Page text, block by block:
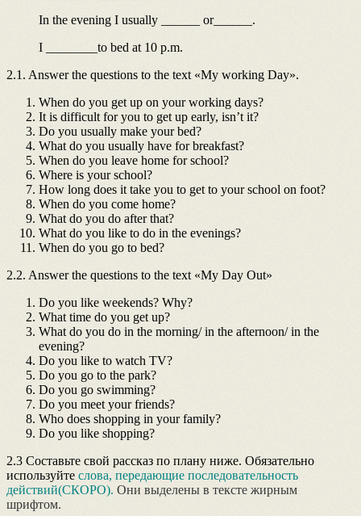
In the evening I usually ______ or______.
I ________to bed at 10 p.m.
2.1. Answer the questions to the text «My working Day».
When do you get up on your working days?
It is difficult for you to get up early, isn’t it?
Do you usually make your bed?
What do you usually have for breakfast?
When do you leave home for school?
Where is your school?
How long does it take you to get to your school on foot?
When do you come home?
What do you do after that?
What do you like to do in the evenings?
When do you go to bed?
2.2. Answer the questions to the text «My Day Out»
Do you like weekends? Why?
What time do you get up?
What do you do in the morning/ in the afternoon/ in the
evening?
Do you like to watch TV?
Do you go to the park?
Do you go swimming?
Do you meet your friends?
Who does shopping in your family?
Do you like shopping?
2.3 Составьте свой рассказ по плану ниже. Обязательно
используйте слова, передающие последовательность
действий(СКОРО). Они выделены в тексте жирным
шрифтом.